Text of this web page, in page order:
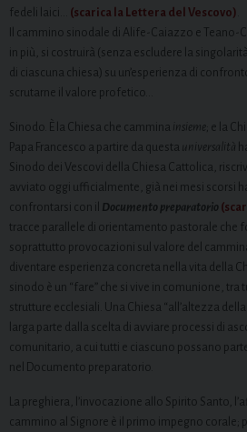
fedeli laici… (scarica la Lettera del Vescovo)
Il cammino sinodale di Alife-Caiazzo e Teano-
in più, si costruirà (senza escludere la
di ciascuna chiesa) su un’esperienza di
scrutarne il valore profetico…
Sinodo. È la Chiesa che cammina insieme ; e la
Papa Francesco a partire da questa universalità
Sinodo dei Vescovi della Chiesa Cattolica,
avviato oggi ufficialmente, già nei mesi scorsi
confrontarsi con il Documento preparatorio
tracce parallele di orientamento pastorale che
soprattutto provocazioni sul valore del
diventare esperienza concreta nella vita della
sinodo è un “fare” che si vive in comunione, tra
strutture ecclesiali. Una Chiesa “all’altezza
larga parte dalla scelta di avviare processi di
comunitario, a cui tutti e ciascuno possano
nel Documento preparatorio.
La preghiera, l’invocazione allo Spirito Santo,
cammino al Signore è il primo impegno corale;